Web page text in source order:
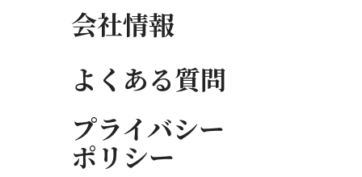
会社情報
よくある質問
プライバシー
ポリシー